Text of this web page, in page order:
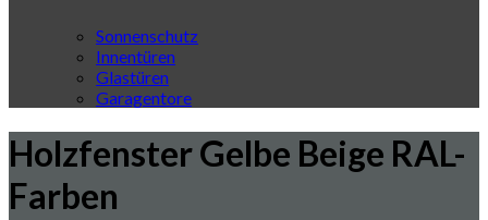
Sonnenschutz
Innentüren
Glastüren
Garagentore
Holzfenster Gelbe Beige RAL-
Farben